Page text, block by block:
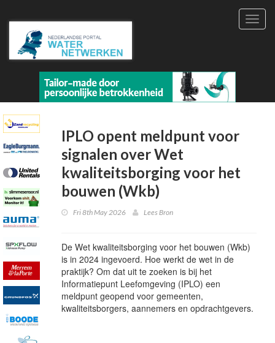
IPLO opent meldpunt voor
signalen over Wet
kwaliteitsborging voor het
bouwen (Wkb)
Fri 8th May 2026 Lees Bron
De Wet kwaliteitsborging voor het bouwen (Wkb)
is in 2024 ingevoerd. Hoe werkt de wet in de
praktijk? Om dat uit te zoeken is bij het
Informatiepunt Leefomgeving (IPLO) een
meldpunt geopend voor gemeenten,
kwaliteitsborgers, aannemers en opdrachtgevers.